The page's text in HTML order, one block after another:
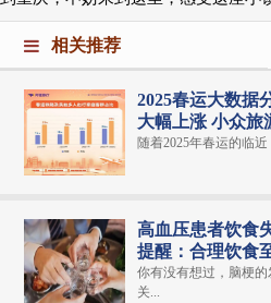
相关推荐
2025春运大数据
大幅上涨 小众旅
随着2025年春运的临
高血压患者饮食
提醒：合理饮食
你有没有想过，脑梗
关...